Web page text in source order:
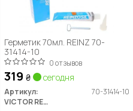
Герметик 70мл. REINZ 70-
31414-10
0 отзывов
319 ₴ сегодня
Артикул:
70-31414-10
VICTOR REINZ